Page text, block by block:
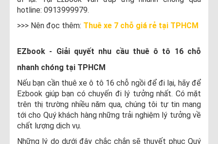
hotline: 0913999979.
>>> Nên đọc thêm: Thuê xe 7 chỗ giá rẻ tại TPHCM
EZbook - Giải quyết nhu cầu thuê ô tô 16 chỗ
nhanh chóng tại TPHCM
Nếu bạn cần thuê xe ô tô 16 chỗ ngồi để đi lại, hãy để
Ezbook giúp bạn có chuyến đi lý tưởng nhất. Có mặt
trên thị trường nhiều năm qua, chúng tôi tự tin mang
tới cho Quý khách hàng những trải nghiệm lý tưởng về
chất lượng dịch vụ.
Những lý do dưới đây chắc chắn sẽ thuyết phục Quý